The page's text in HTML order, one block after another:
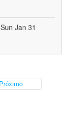
Jan 31
Próximo